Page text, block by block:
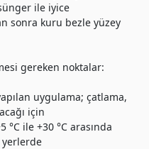
ile iyice
sonra kuru bezle yüzey
gereken noktalar:
uygulama; çatlama,
için
°C ile +30 °C arasında
yerlerde